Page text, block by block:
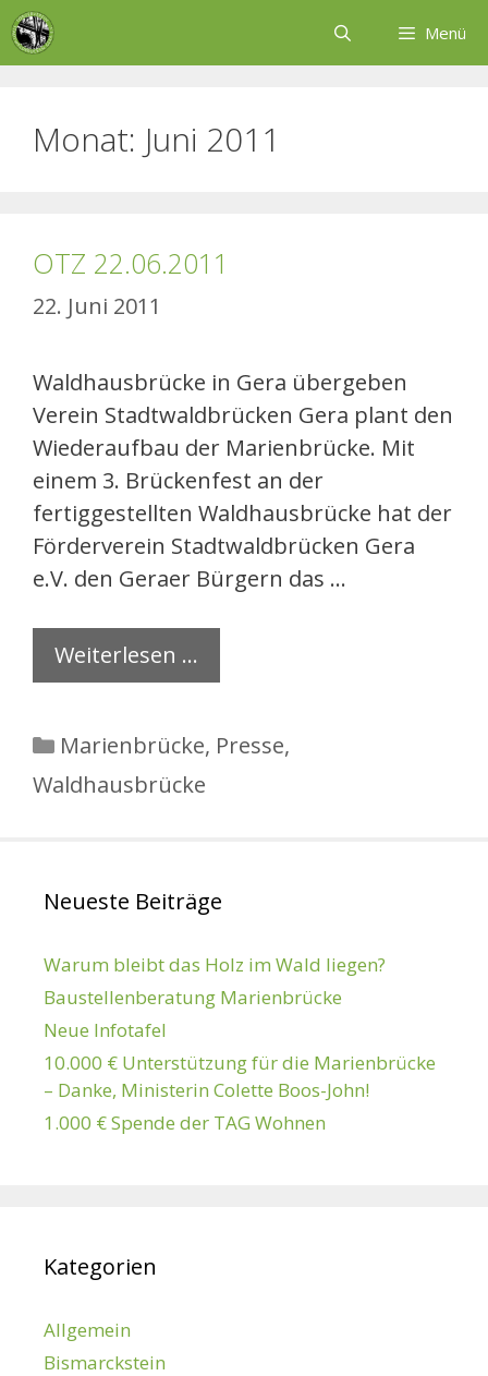
Zum
Inhalt
Menü
Monat: Juni 2011
OTZ 22.06.2011
22. Juni 2011
Waldhausbrücke in Gera übergeben
Verein Stadtwaldbrücken Gera plant den
Wiederaufbau der Marienbrücke. Mit
einem 3. Brückenfest an der
fertiggestellten Waldhausbrücke hat der
Förderverein Stadtwaldbrücken Gera
e.V. den Geraer Bürgern das …
Weiterlesen …
Kategorien
Marienbrücke, Presse,
Waldhausbrücke
Neueste Beiträge
Warum bleibt das Holz im Wald liegen?
Baustellenberatung Marienbrücke
Neue Infotafel
10.000 € Unterstützung für die Marienbrücke
– Danke, Ministerin Colette Boos-John!
1.000 € Spende der TAG Wohnen
Kategorien
Allgemein
Bismarckstein